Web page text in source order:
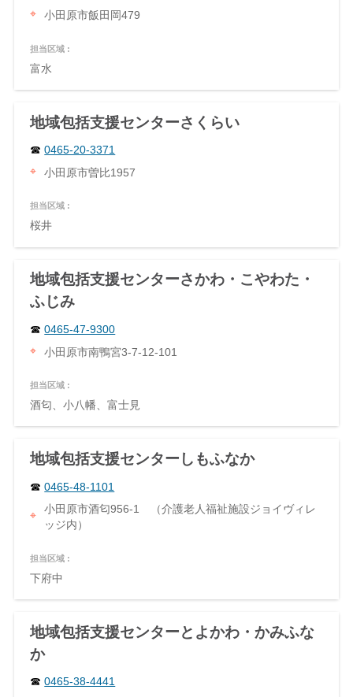
小田原市飯田岡479
担当区域 :
富水
地域包括支援センターさくらい
0465-20-3371
小田原市曽比1957
担当区域 :
桜井
地域包括支援センターさかわ・こやわた・
ふじみ
0465-47-9300
小田原市南鴨宮3-7-12-101
担当区域 :
酒匂、小八幡、富士見
地域包括支援センターしもふなか
0465-48-1101
小田原市酒匂956-1 （介護老人福祉施設ジョイヴィレ
ッジ内）
担当区域 :
下府中
地域包括支援センターとよかわ・かみふな
か
0465-38-4441